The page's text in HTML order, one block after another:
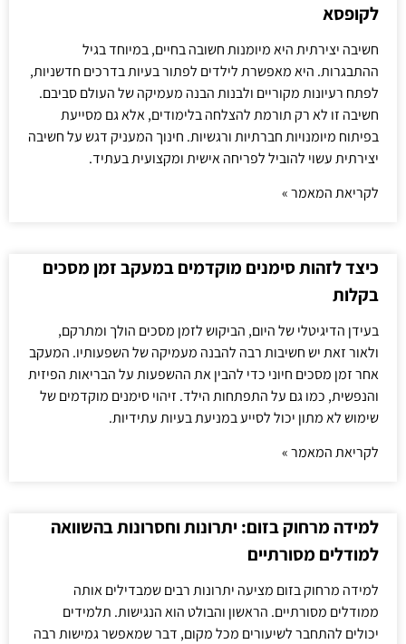
לקופסא
חשיבה יצירתית היא מיומנות חשובה בחיים, במיוחד בגיל
ההתבגרות. היא מאפשרת לילדים לפתור בעיות בדרכים חדשניות,
לפתח רעיונות מקוריים ולבנות הבנה מעמיקה של העולם סביבם.
חשיבה זו לא רק תורמת להצלחה בלימודים, אלא גם מסייעת
בפיתוח מיומנויות חברתיות ורגשיות. חינוך המעניק דגש על חשיבה
יצירתית עשוי להוביל לפריחה אישית ומקצועית בעתיד.
לקריאת המאמר »
כיצד לזהות סימנים מוקדמים במעקב זמן מסכים
בקלות
בעידן הדיגיטלי של היום, הביקוש לזמן מסכים הולך ומתרקם,
ולאור זאת יש חשיבות רבה להבנה מעמיקה של השפעותיו. המעקב
אחר זמן מסכים חיוני כדי להבין את ההשפעות על הבריאות הפיזית
והנפשית, כמו גם על התפתחות הילד. זיהוי סימנים מוקדמים של
שימוש לא מתון יכול לסייע במניעת בעיות עתידיות.
לקריאת המאמר »
למידה מרחוק בזום: יתרונות וחסרונות בהשוואה
למודלים מסורתיים
למידה מרחוק בזום מציעה יתרונות רבים שמבדילים אותה
ממודלים מסורתיים. הראשון והבולט הוא הנגישות. תלמידים
יכולים להתחבר לשיעורים מכל מקום, דבר שמאפשר גמישות רבה